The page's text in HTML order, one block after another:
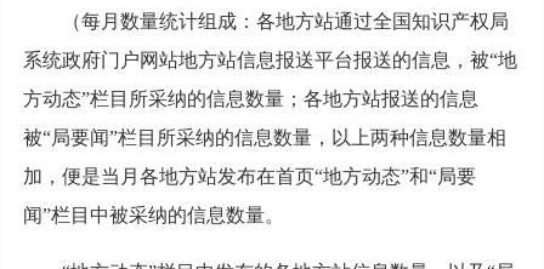
（每月数量统计组成：各地方站通过全国知识产权局
系统政府门户网站地方站信息报送平台报送的信息，被“地
方动态”栏目所采纳的信息数量；各地方站报送的信息
被“局要闻”栏目所采纳的信息数量，以上两种信息数量相
加，便是当月各地方站发布在首页“地方动态”和“局要
闻”栏目中被采纳的信息数量。